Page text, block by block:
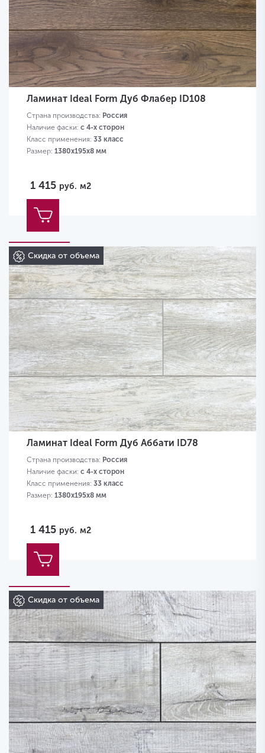
Ламинат Ideal Form Дуб Флабер ID108
Страна производства: Россия
Наличие фаски: с 4-х сторон
Класс применения: 33 класс
Размер: 1380х195х8 мм
1 415 руб. м2
Скидка от объема
Ламинат Ideal Form Дуб Аббати ID78
Страна производства: Россия
Наличие фаски: с 4-х сторон
Класс применения: 33 класс
Размер: 1380х195х8 мм
1 415 руб. м2
Скидка от объема